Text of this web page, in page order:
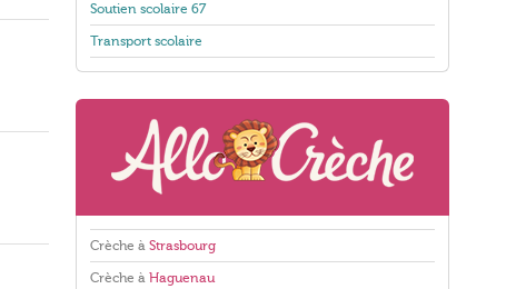
Soutien scolaire 67
Transport scolaire
Crèche à Strasbourg
Crèche à Haguenau